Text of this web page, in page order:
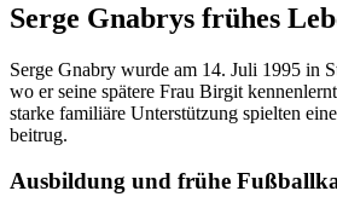
Serge Gnabrys frühes
Serge Gnabry wurde am 14. Juli 1995 in
wo er seine spätere Frau Birgit
starke familiäre Unterstützung spielten
beitrug.
Ausbildung und frühe